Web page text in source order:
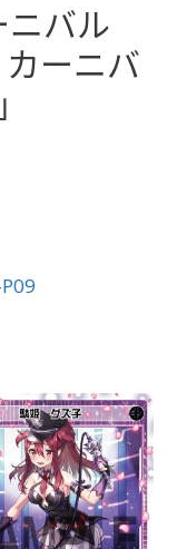
ニバル
ーニバ